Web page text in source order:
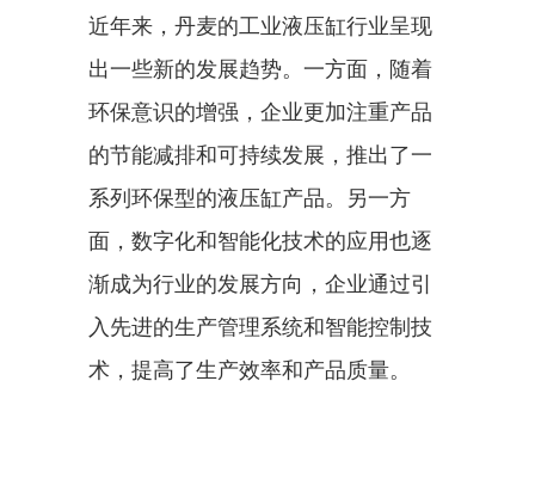
近年来，丹麦的工业液压缸行业呈现
出一些新的发展趋势。一方面，随着
环保意识的增强，企业更加注重产品
的节能减排和可持续发展，推出了一
系列环保型的液压缸产品。另一方
面，数字化和智能化技术的应用也逐
渐成为行业的发展方向，企业通过引
入先进的生产管理系统和智能控制技
术，提高了生产效率和产品质量。